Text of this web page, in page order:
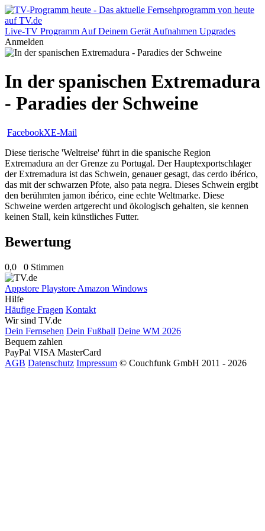
Live-TV Programm Auf Deinem Gerät Aufnahmen Upgrades
Anmelden
In der spanischen Extremadura
- Paradies der Schweine
FacebookXE-Mail
Diese tierische 'Weltreise' führt in die spanische Region
Extremadura an der Grenze zu Portugal. Der Hauptexportschlager
der Extremadura ist das Schwein, genauer gesagt, das cerdo ibérico,
das mit der schwarzen Pfote, also pata negra. Dieses Schwein ergibt
den berühmten jamon ibérico, eine echte Weltmarke. Diese
Schweine werden artgerecht und ökologisch gehalten, sie kennen
keinen Stall, kein künstliches Futter.
Bewertung
0,0 0 Stimmen
Appstore Playstore Amazon Windows
Hilfe
Häufige Fragen Kontakt
Wir sind TV.de
Dein Fernsehen Dein Fußball Deine WM 2026
Bequem zahlen
PayPal VISA MasterCard
AGB Datenschutz Impressum © Couchfunk GmbH 2011 - 2026